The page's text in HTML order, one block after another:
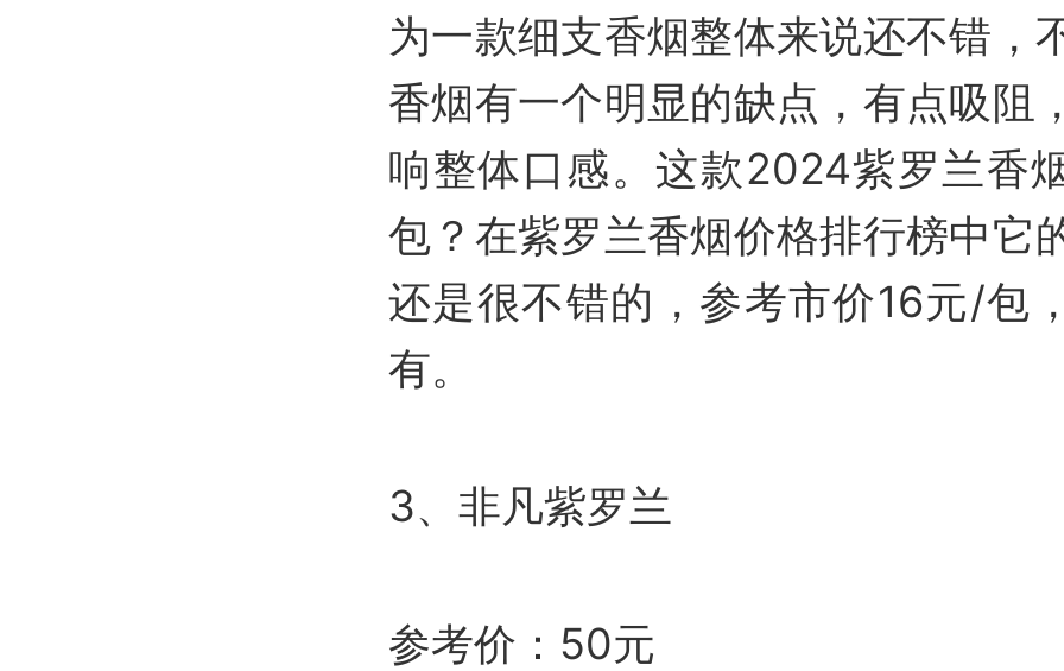
为一款细支香烟整体来说还不错，
香烟有一个明显的缺点，有点吸阻
响整体口感。这款2024紫罗兰香
包？在紫罗兰香烟价格排行榜中它
还是很不错的，参考市价16元/包
有。
3、非凡紫罗兰
参考价：50元